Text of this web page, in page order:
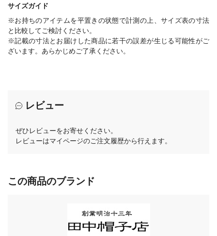
サイズガイド
※お持ちのアイテムを平置きの状態で計測の上、サイズ表の寸法
と比較してご検討ください。
※記載の寸法とお届けした商品に若干の誤差が生じる可能性がご
ざいます。あらかじめご了承ください。
レビュー
ぜひレビューをお寄せください。
レビューはマイページのご注文履歴から行えます。
この商品のブランド